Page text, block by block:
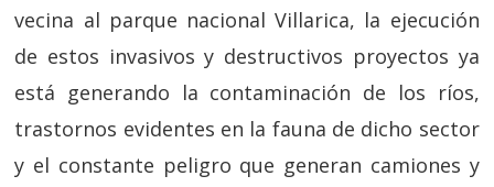
vecina al parque nacional Villarica, la ejecución
de estos invasivos y destructivos proyectos ya
está generando la contaminación de los ríos,
trastornos evidentes en la fauna de dicho sector
y el constante peligro que generan camiones y